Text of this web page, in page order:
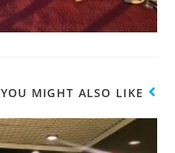
YOU MIGHT ALSO LIKE